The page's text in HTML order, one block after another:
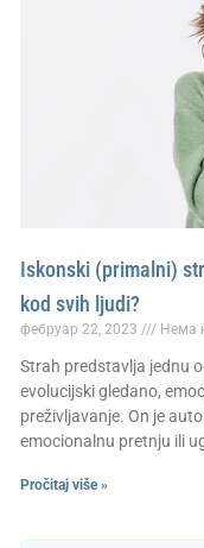
Iskonski (primalni)
kod svih ljudi?
фебруар 22, 2023 Нема
Strah predstavlja jednu
evolucijski gledano,
preživljavanje. On je
emocionalnu pretnju ili
Pročitaj više »